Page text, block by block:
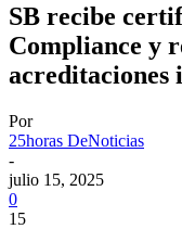
SB recibe
Compliance y
acreditaciones
Por
25horas DeNoticias
-
julio 15, 2025
0
15